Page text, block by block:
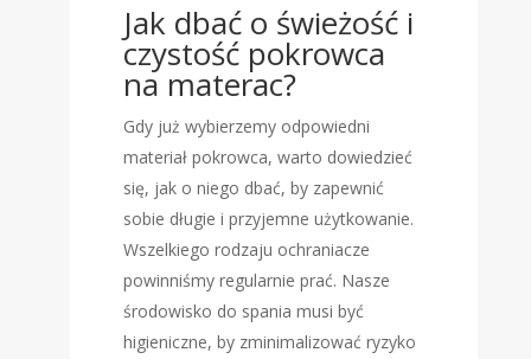
Jak dbać o świeżość i
czystość pokrowca
na materac?
Gdy już wybierzemy odpowiedni
materiał pokrowca, warto dowiedzieć
się, jak o niego dbać, by zapewnić
sobie długie i przyjemne użytkowanie.
Wszelkiego rodzaju ochraniacze
powinniśmy regularnie prać. Nasze
środowisko do spania musi być
higieniczne, by zminimalizować ryzyko